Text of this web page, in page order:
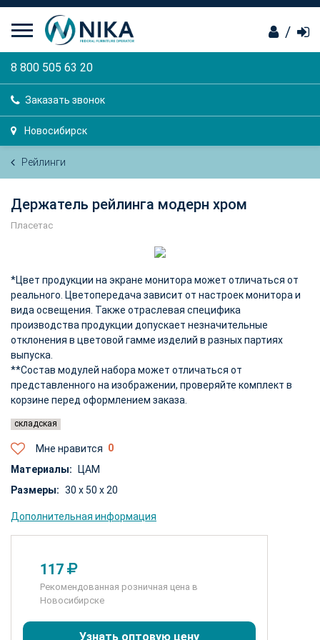
8 800 505 63 20
Заказать звонок
Новосибирск
/
Рейлинги
Держатель рейлинга модерн хром
Пласетас
*Цвет продукции на экране монитора может отличаться от
реального. Цветопередача зависит от настроек монитора и
вида освещения. Также отраслевая специфика
производства продукции допускает незначительные
отклонения в цветовой гамме изделий в разных партиях
выпуска.
**Состав модулей набора может отличаться от
представленного на изображении, проверяйте комплект в
корзине перед оформлением заказа.
складская
Мне нравится
Материалы: ЦАМ
Размеры: 30 x 50 x 20
Дополнительная информация
117
Рекомендованная розничная цена в
Новосибирске
Узнать оптовую цену